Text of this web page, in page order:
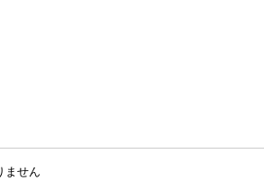
ません